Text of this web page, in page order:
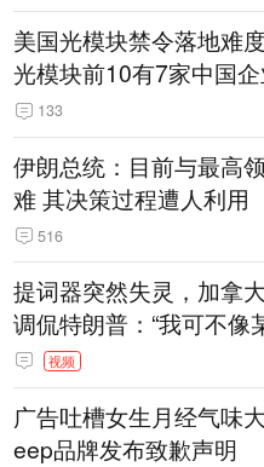
美国光模块禁令落地难
光模块前10有7家中国
界人士：想“脱钩”并不容易
133
伊朗总统：目前与最高
难 其决策过程遭人利用
516
提词器突然失灵，加拿
调侃特朗普：“我可不像
人，把这当成一场阴谋”
视频
广告吐槽女生月经气味
eep品牌发布致歉声明